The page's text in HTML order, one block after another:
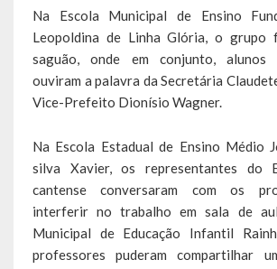
Desenvolvimento Social
Educação, Cultura, Turismo, Desporto e
Obras, Serviços Urbanos e Trânsito
Cultura
Histórias
A História da Comunidade Católica Nossa
Na Escola Municipal de Ensino
Leopoldina de Linha Glória, o grupo
saguão, onde em conjunto, alunos
ouviram a palavra da Secretária
Vice-Prefeito Dionísio Wagner.
Na Escola Estadual de Ensino Médio
silva Xavier, os representantes do
cantense conversaram com os
interferir no trabalho em sala de
Municipal de Educação Infantil
professores puderam compartilhar